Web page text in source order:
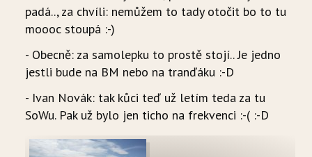
padá.., za chvíli: nemůžem to tady otočit bo to tu
moooc stoupá :-)
- Obecně: za samolepku to prostě stojí.. Je jedno
jestli bude na BM nebo na tranďáku :-D
- Ivan Novák: tak kůci teď už letím teda za tu
SoWu. Pak už bylo jen ticho na frekvenci :-( :-D